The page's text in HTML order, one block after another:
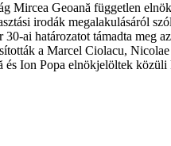
Mircea Geoană független
irodák megalakulásáról
ai határozatot támadta meg
a Marcel Ciolacu,
és Ion Popa elnökjelöltek